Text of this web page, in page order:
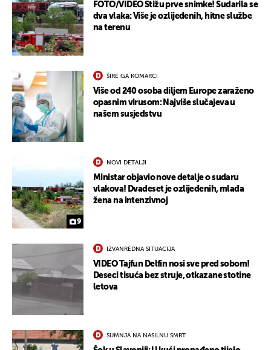
FOTO/VIDEO Stižu prve snimke! Sudarila se
dva vlaka: Više je ozlijeđenih, hitne službe
na terenu
ŠIRE GA KOMARCI
Više od 240 osoba diljem Europe zaraženo
opasnim virusom: Najviše slučajeva u
našem susjedstvu
9
NOVI DETALJI
Ministar objavio nove detalje o sudaru
vlakova! Dvadeset je ozlijeđenih, mlađa
žena na intenzivnoj
IZVANREDNA SITUACIJA
VIDEO Tajfun Delfin nosi sve pred sobom!
Deseci tisuća bez struje, otkazane stotine
letova
SUMNJA NA NASILNU SMRT